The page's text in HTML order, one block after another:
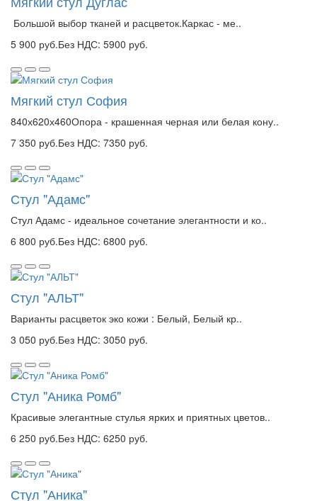
Большой выбор тканей и расцветок.Каркас - ме..
5 900 руб.Без НДС: 5900 руб.
Мягкий стул София
840х620х460Опора - крашенная черная или белая кону..
7 350 руб.Без НДС: 7350 руб.
Стул "Адамс"
Стул Адамс - идеальное сочетание элегантности и ко..
6 800 руб.Без НДС: 6800 руб.
Стул "АЛЬТ"
Варианты расцветок эко кожи : Белый, Белый кр..
3 050 руб.Без НДС: 3050 руб.
Стул "Аника Ромб"
Красивые элегантные стулья ярких и приятных цветов..
6 250 руб.Без НДС: 6250 руб.
Стул "Аника"